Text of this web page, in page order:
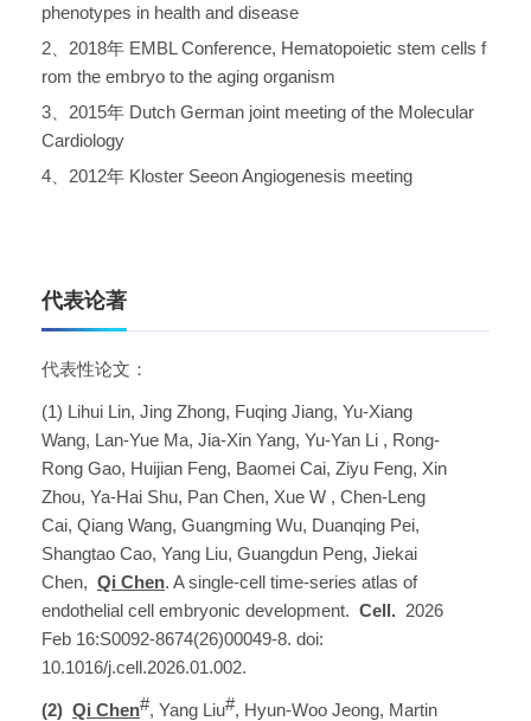
phenotypes in health and disease
2
2018年 EMBL Conference, Hematopoietic stem cells f
rom the embryo to the aging organism
3
2015年 Dutch German joint meeting of the Molecular
Cardiology
4
2012年 Kloster Seeon Angiogenesis meeting
代表论著
代表性论文：
(1) Lihui Lin, Jing Zhong, Fuqing Jiang, Yu-Xiang
Wang, Lan-Yue Ma, Jia-Xin Yang, Yu-Yan Li , Rong-
Rong Gao, Huijian Feng, Baomei Cai, Ziyu Feng, Xin
Zhou, Ya-Hai Shu, Pan Chen, Xue W , Chen-Leng
Cai, Qiang Wang, Guangming Wu, Duanqing Pei,
Shangtao Cao, Yang Liu, Guangdun Peng, Jiekai
Chen, Qi Chen. A single-cell time-series atlas of
endothelial cell embryonic development. Cell. 2026
Feb 16:S0092-8674(26)00049-8. doi:
10.1016/j.cell.2026.01.002.
(2) Qi Chen#, Yang Liu#, Hyun-Woo Jeong, Martin